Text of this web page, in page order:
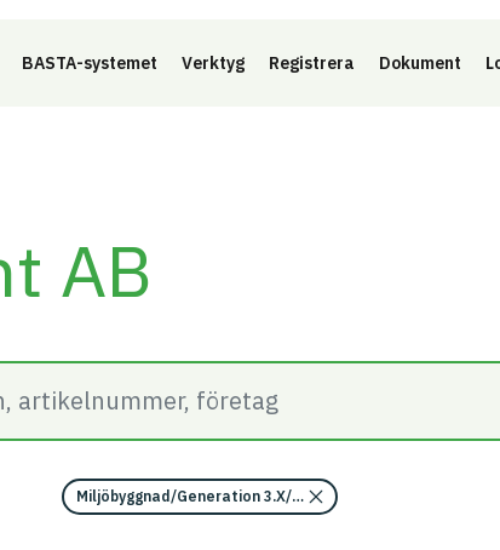
BASTA-systemet Verktyg Registrera Dokument
AB
Miljöbyggnad/Generation 3.X/Indikator 14 - Utfasning av